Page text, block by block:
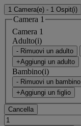
1 Camera(e) - 1 Ospit(i)
Camera 1
Camera 1
Adulto(i)
- Rimuovi un adulto
+Aggiungi un adulto
Bambino(i)
- Rimuovi un bambino
+Aggiungi un figlio
Cancella